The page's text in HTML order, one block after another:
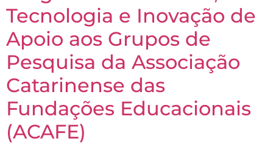
Tecnologia e Inovação de
Apoio aos Grupos de
Pesquisa da Associação
Catarinense das
Fundações Educacionais
(ACAFE)